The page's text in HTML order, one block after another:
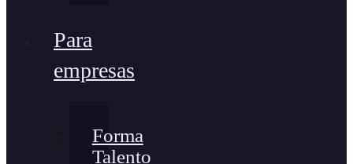
Para
empresas
Forma
Talento